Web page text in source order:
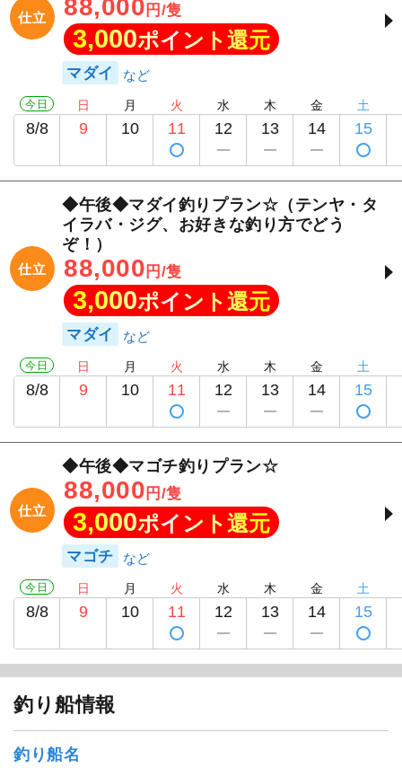
仕立 88,000 円/隻
3,000ポイント還元
マダイ
今日
8/8
日
9
月
10
火
11
水
12
木
13
金
14
土
15
仕立
◆午後◆マダイ釣りプラン☆（テンヤ・タ
イラバ・ジグ、お好きな釣り方でどう
ぞ！）
88,000 円/隻
3,000ポイント還元
マダイ
今日
8/8
日
9
月
10
火
11
水
12
木
13
金
14
土
15
仕立
◆午後◆マゴチ釣りプラン☆
88,000 円/隻
3,000ポイント還元
マゴチ
今日
8/8
日
9
月
10
火
11
水
12
木
13
金
14
土
15
釣り船情報
釣り船名